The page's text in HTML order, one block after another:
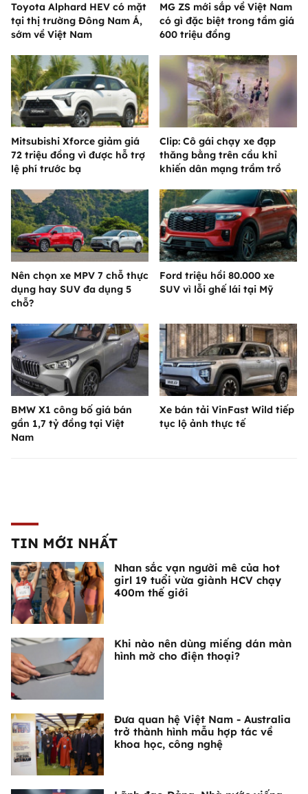
Toyota Alphard HEV có mặt
tại thị trường Đông Nam Á,
sớm về Việt Nam
MG ZS mới sắp về Việt Nam
có gì đặc biệt trong tầm giá
600 triệu đồng
Mitsubishi Xforce giảm giá
72 triệu đồng vì được hỗ trợ
lệ phí trước bạ
Clip: Cô gái chạy xe đạp
thăng bằng trên cầu khỉ
khiến dân mạng trầm trồ
Nên chọn xe MPV 7 chỗ thực
dụng hay SUV đa dụng 5
chỗ?
Ford triệu hồi 80.000 xe
SUV vì lỗi ghế lái tại Mỹ
BMW X1 công bố giá bán
gần 1,7 tỷ đồng tại Việt
Nam
Xe bán tải VinFast Wild tiếp
tục lộ ảnh thực tế
TIN MỚI NHẤT
Nhan sắc vạn người mê của hot
girl 19 tuổi vừa giành HCV chạy
400m thế giới
Khi nào nên dùng miếng dán màn
hình mờ cho điện thoại?
Đưa quan hệ Việt Nam - Australia
trở thành hình mẫu hợp tác về
khoa học, công nghệ